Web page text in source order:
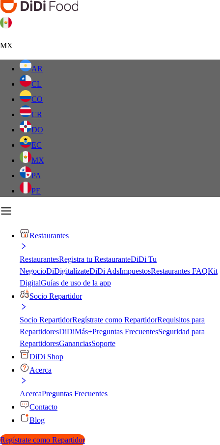
MX
AR
CL
CO
CR
DO
EC
MX
PA
PE
Restaurantes
RestaurantesRegistra tu RestauranteDiDi Tu
NegocioDiDigitalízateDiDi AdsImpuestosRestaurantes FAQKit
DigitalGuías de uso de la app
Socio Repartidor
Socio RepartidorRegístrate como RepartidorRequisitos para
RepartidoresDiDiMás+Preguntas FrecuentesSeguridad para
RepartidoresGananciasSoporte
DiDi Shop
Acerca
AcercaPreguntas Frecuentes
Contacto
Blog
Regístrate como Repartidor